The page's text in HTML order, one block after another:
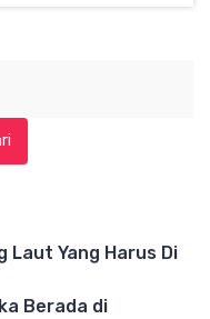
Laut Yang Harus Di
Berada di